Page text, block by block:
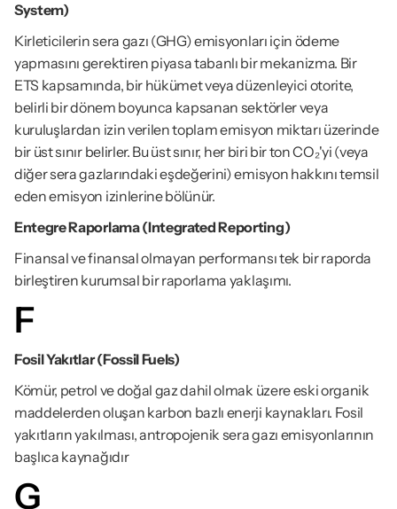
System)
Kirleticilerin sera gazı (GHG) emisyonları için ödeme
yapmasını gerektiren piyasa tabanlı bir mekanizma. Bir
ETS kapsamında, bir hükümet veya düzenleyici otorite,
belirli bir dönem boyunca kapsanan sektörler veya
kuruluşlardan izin verilen toplam emisyon miktarı üzerinde
bir üst sınır belirler. Bu üst sınır, her biri bir ton CO₂'yi (veya
diğer sera gazlarındaki eşdeğerini) emisyon hakkını temsil
eden emisyon izinlerine bölünür.
Entegre Raporlama (Integrated Reporting)
Finansal ve finansal olmayan performansı tek bir raporda
birleştiren kurumsal bir raporlama yaklaşımı.
F
Fosil Yakıtlar (Fossil Fuels)
Kömür, petrol ve doğal gaz dahil olmak üzere eski organik
maddelerden oluşan karbon bazlı enerji kaynakları. Fosil
yakıtların yakılması, antropojenik sera gazı emisyonlarının
başlıca kaynağıdır
G